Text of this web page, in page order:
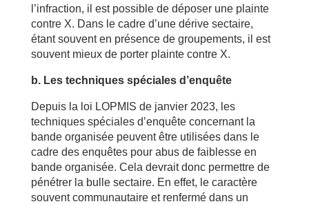
l’infraction, il est possible de déposer une plainte
contre X. Dans le cadre d’une dérive sectaire,
étant souvent en présence de groupements, il est
souvent mieux de porter plainte contre X.
b. Les techniques spéciales d’enquête
Depuis la loi LOPMIS de janvier 2023, les
techniques spéciales d’enquête concernant la
bande organisée peuvent être utilisées dans le
cadre des enquêtes pour abus de faiblesse en
bande organisée. Cela devrait donc permettre de
pénétrer la bulle sectaire. En effet, le caractère
souvent communautaire et renfermé dans un